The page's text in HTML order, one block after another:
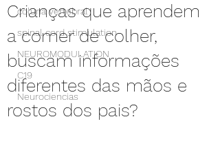
coluna vertebral
spinal cord stimulation
NEUROMODULATION
C19
Neurociencias
Crianças que aprendem
a comer de colher,
buscam informações
diferentes das mãos e
rostos dos pais?